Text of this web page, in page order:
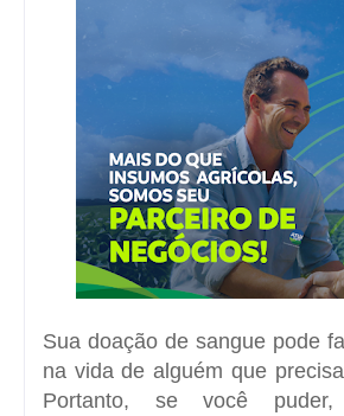
Sua doação de sangue pode
na vida de alguém que
Portanto, se você